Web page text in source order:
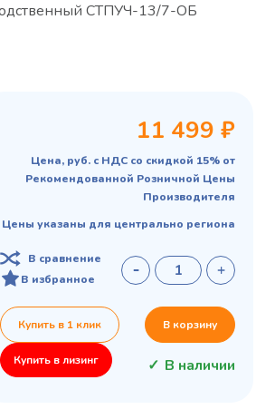
СТПУЧ-13/7-ОБ
11 499 ₽
Цена, руб. с НДС со скидкой 15% от
Рекомендованной Розничной Цены
Производителя
Цены указаны для центрально региона
В сравнение
В избранное
Купить в 1 клик В корзину
Купить в лизинг В наличии